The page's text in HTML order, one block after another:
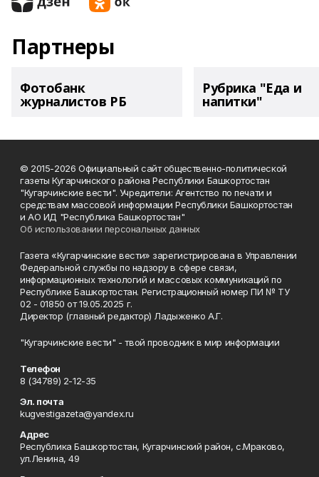
Партнеры
Фотобанк
журналистов РБ
Рубрика "Еда и
напитки"
© 2015-2026 Официальный сайт общественно-политической
газеты Кугарчинского района Республики Башкортостан
"Кугарчинские вести". Учредители: Агентство по печати и
средствам массовой информации Республики Башкортостан
и АО ИД "Республика Башкортостан"
Об использовании персональных данных
Газета «Кугарчинские вести» зарегистрирована в Управлении
Федеральной службы по надзору в сфере связи,
информационных технологий и массовых коммуникаций по
Республике Башкортостан. Регистрационный номер ПИ № ТУ
02 - 01850 от 19.05.2025 г.
Директор (главный редактор) Ладыженко А.Г.
"Кугарчинские вести" - твой проводник в мир информации
Телефон
8 (34789) 2-12-35
Эл. почта
kugvestigazeta@yandex.ru
Адрес
Республика Башкортостан, Кугарчинский район, с.Мраково,
ул.Ленина, 49